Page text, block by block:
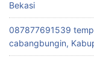
Bekasi
087877691539
cabangbungin,